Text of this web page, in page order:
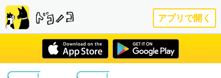
アプリで開く